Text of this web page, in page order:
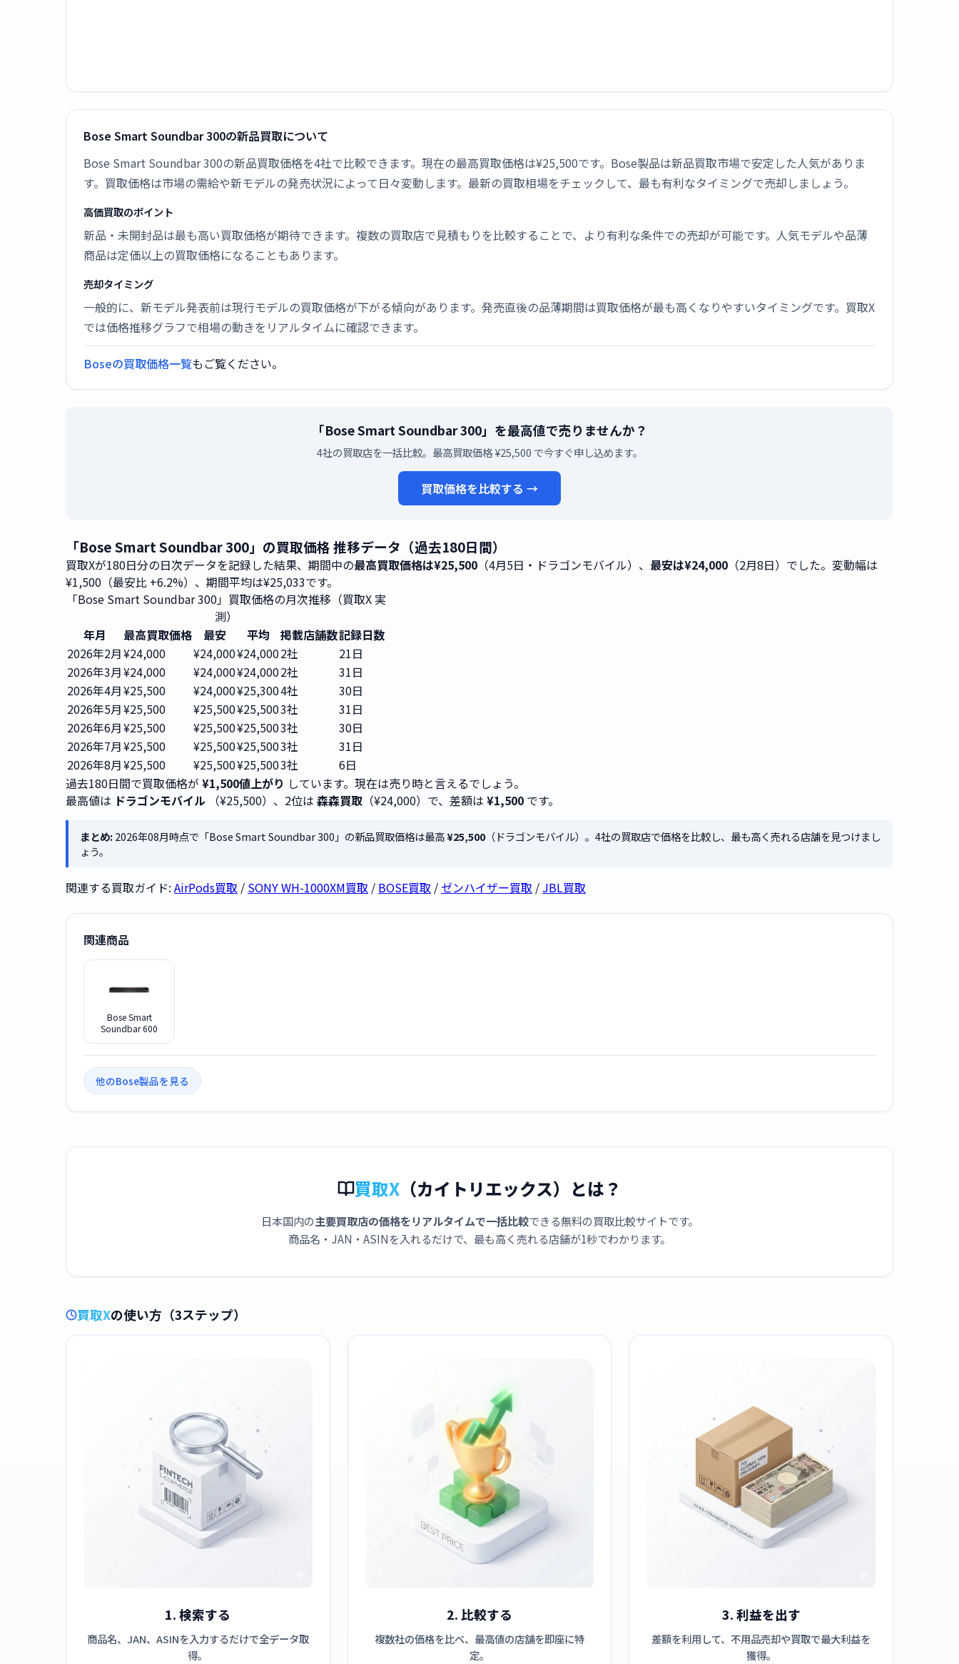
Bose Smart Soundbar 300の新品買取について
Bose Smart Soundbar 300の新品買取価格を4社で比較できます。現在の最高買取価格は¥25,500です。Bose製品は新品買取市場で安定した人気がありま
す。買取価格は市場の需給や新モデルの発売状況によって日々変動します。最新の買取相場をチェックして、最も有利なタイミングで売却しましょう。
高価買取のポイント
新品・未開封品は最も高い買取価格が期待できます。複数の買取店で見積もりを比較することで、より有利な条件での売却が可能です。人気モデルや品薄
商品は定価以上の買取価格になることもあります。
売却タイミング
一般的に、新モデル発表前は現行モデルの買取価格が下がる傾向があります。発売直後の品薄期間は買取価格が最も高くなりやすいタイミングです。買取X
では価格推移グラフで相場の動きをリアルタイムに確認できます。
Boseの買取価格一覧もご覧ください。
「Bose Smart Soundbar 300」を最高値で売りませんか？
4社の買取店を一括比較。最高買取価格 ¥25,500 で今すぐ申し込めます。
買取価格を比較する →
「Bose Smart Soundbar 300」の買取価格 推移データ（過去180日間）
買取Xが180日分の日次データを記録した結果、期間中の最高買取価格は¥25,500 （4月5日・ドラゴンモバイル）、 最安は¥24,000 （2月8日）でした。変動幅は
¥1,500（最安比 +6.2%）、期間平均は¥25,033です。
「Bose Smart Soundbar 300」買取価格の月次推移（買取X 実
測）
年月
最高買取価格 最安 平均 掲載店舗数記録日数
2026年2月¥24,000 ¥24,000¥24,0002社
21日
2026年3月¥24,000 ¥24,000¥24,0002社
31日
2026年4月¥25,500 ¥24,000¥25,3004社
30日
2026年5月¥25,500 ¥25,500¥25,5003社
31日
2026年6月¥25,500 ¥25,500¥25,5003社
30日
2026年7月¥25,500 ¥25,500¥25,5003社
31日
2026年8月¥25,500 ¥25,500¥25,5003社
6日
過去180日間で買取価格が ¥1,500値上がり しています。現在は売り時と言えるでしょう。
最高値は ドラゴンモバイル （¥25,500）、2位は 森森買取 （¥24,000）で、差額は ¥1,500 です。
まとめ:2026年08月時点で「Bose Smart Soundbar 300」の新品買取価格は最高¥25,500（ドラゴンモバイル）。4社の買取店で価格を比較し、最も高く売れる店舗を見つけまし
ょう。
関連する買取ガイド: AirPods買取 / SONY WH-1000XM買取 / BOSE買取 / ゼンハイザー買取 / JBL買取
関連商品
Bose Smart
Soundbar 600
他のBose製品を見る
買取X （カイトリエックス）とは？
日本国内の主要買取店の価格をリアルタイムで一括比較できる無料の買取比較サイトです。
商品名・JAN・ASINを入れるだけで、最も高く売れる店舗が1秒でわかります。
買取Xの使い方（3ステップ）
1. 検索する
商品名、JAN、ASINを入力するだけで全データ取
得。
2. 比較する
複数社の価格を比べ、最高値の店舗を即座に特
定。
3. 利益を出す
差額を利用して、不用品売却や買取で最大利益を
獲得。